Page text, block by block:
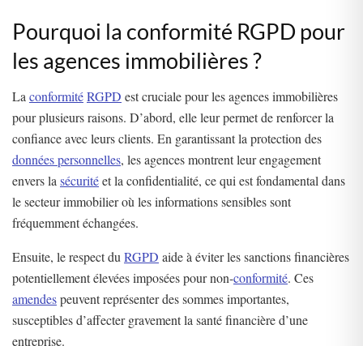
Pourquoi la conformité RGPD pour
les agences immobilières ?
La conformitéRGPD est cruciale pour les agences immobilières
pour plusieurs raisons. D’abord, elle leur permet de renforcer la
confiance avec leurs clients. En garantissant la protection des
données personnelles, les agences montrent leur engagement
envers la sécuritéet la confidentialité, ce qui est fondamental dans
le secteur immobilier où les informations sensibles sont
fréquemment échangées.
Ensuite, le respect du RGPD aide à éviter les sanctions financières
potentiellement élevées imposées pour non-conformité. Ces
amendespeuvent représenter des sommes importantes,
susceptibles d’affecter gravement la santé financière d’une
entreprise.